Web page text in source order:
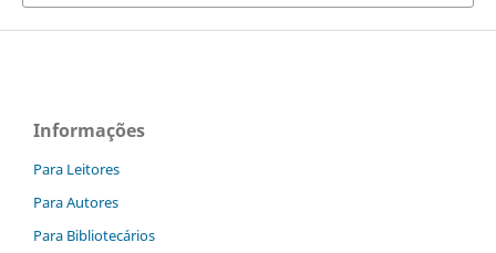
Informações
Para Leitores
Para Autores
Para Bibliotecários